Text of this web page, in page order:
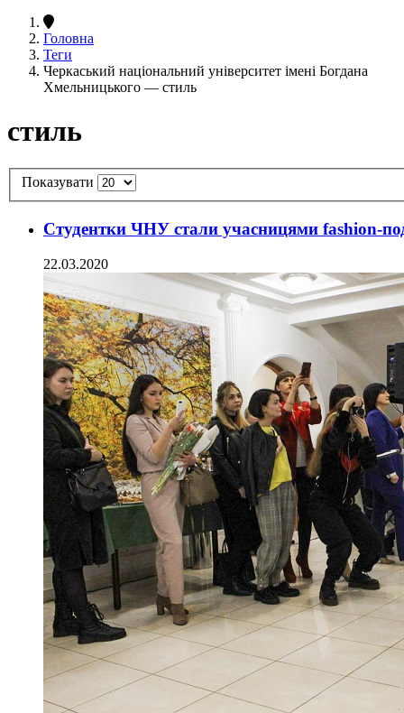
Головна
Теги
Черкаський національний університет імені Богдана
Хмельницького — стиль
стиль
Показувати
Студентки ЧНУ стали учасницями fashion-
22.03.2020